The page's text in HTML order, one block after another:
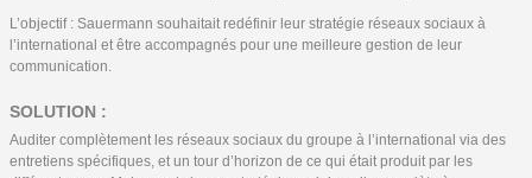
L’objectif : Sauermann souhaitait redéfinir leur stratégie réseaux sociaux à
l’international et être accompagnés pour une meilleure gestion de leur
communication.
SOLUTION :
Auditer complètement les réseaux sociaux du groupe à l’international via des
entretiens spécifiques, et un tour d’horizon de ce qui était produit par les